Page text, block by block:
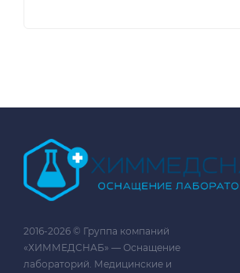
2016-2026 © Группа компаний
«ХИММЕДСНАБ» — Оснащение
лабораторий. Медицинские и